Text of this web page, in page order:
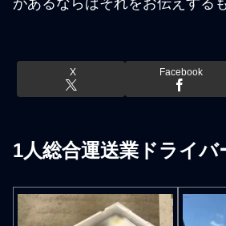
X Facebook
1人総合運送業ドライバ